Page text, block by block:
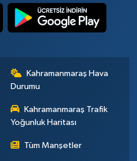
Kahramanmaraş Hava
Durumu
Kahramanmaraş Trafik
Yoğunluk Haritası
Tüm Manşetler